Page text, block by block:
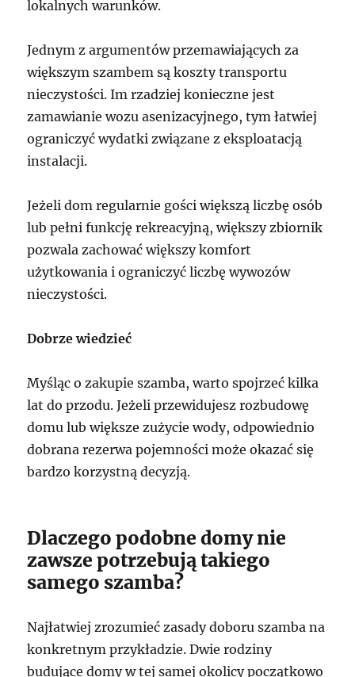
lokalnych warunków.
Jednym z argumentów przemawiających za
większym szambem są koszty transportu
nieczystości. Im rzadziej konieczne jest
zamawianie wozu asenizacyjnego, tym łatwiej
ograniczyć wydatki związane z eksploatacją
instalacji.
Jeżeli dom regularnie gości większą liczbę osób
lub pełni funkcję rekreacyjną, większy zbiornik
pozwala zachować większy komfort
użytkowania i ograniczyć liczbę wywozów
nieczystości.
Dobrze wiedzieć
Myśląc o zakupie szamba, warto spojrzeć kilka
lat do przodu. Jeżeli przewidujesz rozbudowę
domu lub większe zużycie wody, odpowiednio
dobrana rezerwa pojemności może okazać się
bardzo korzystną decyzją.
Dlaczego podobne domy nie
zawsze potrzebują takiego
samego szamba?
Najłatwiej zrozumieć zasady doboru szamba na
konkretnym przykładzie. Dwie rodziny
budujące domy w tej samej okolicy początkowo